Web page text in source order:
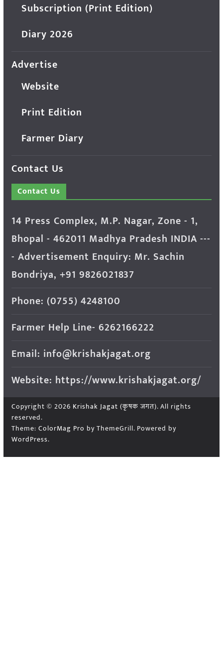
Subscription (Print Edition)
Diary 2026
Advertise
Website
Print Edition
Farmer Diary
Contact Us
Contact Us
14 Press Complex, M.P. Nagar, Zone - 1,
Bhopal - 462011 Madhya Pradesh INDIA ---
- Advertisement Enquiry: Mr. Sachin
Bondriya, +91 9826021837
Phone: (0755) 4248100
Farmer Help Line- 6262166222
Email: info@krishakjagat.org
Website: https://www.krishakjagat.org/
Copyright © 2026 Krishak Jagat (कृषक जगत). All rights
reserved.
Theme: ColorMag Pro by ThemeGrill. Powered by
WordPress.